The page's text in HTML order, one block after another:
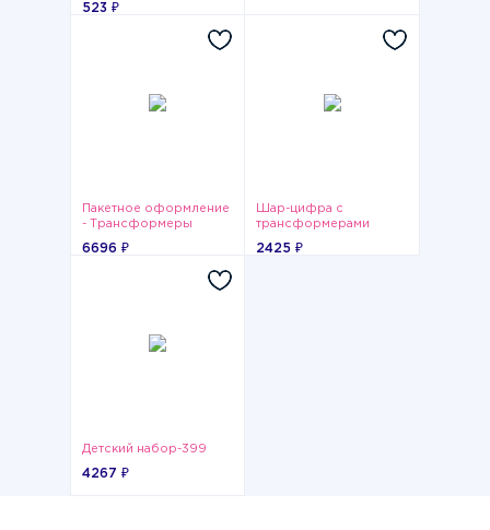
523 ₽
Пакетное оформление
- Трансформеры
6696 ₽
Шар-цифра с
трансформерами
2425 ₽
Детский набор-399
4267 ₽